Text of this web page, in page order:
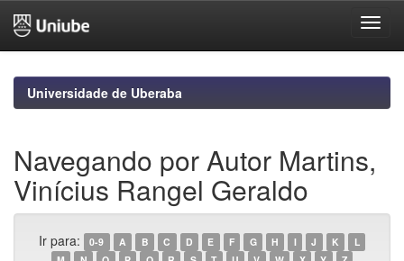
navigationUniversidade de Uberaba
Navegando por Autor Martins,
Vinícius Rangel Geraldo
Ir para: 0-9 A B C D E F G H I J K
L